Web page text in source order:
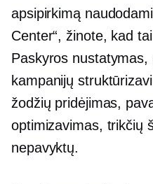
apsipirkimą
Center“, žinote, kad
Paskyros
kampanijų
žodžių pridėjimas,
optimizavimas, trikčių
nepavyktų.